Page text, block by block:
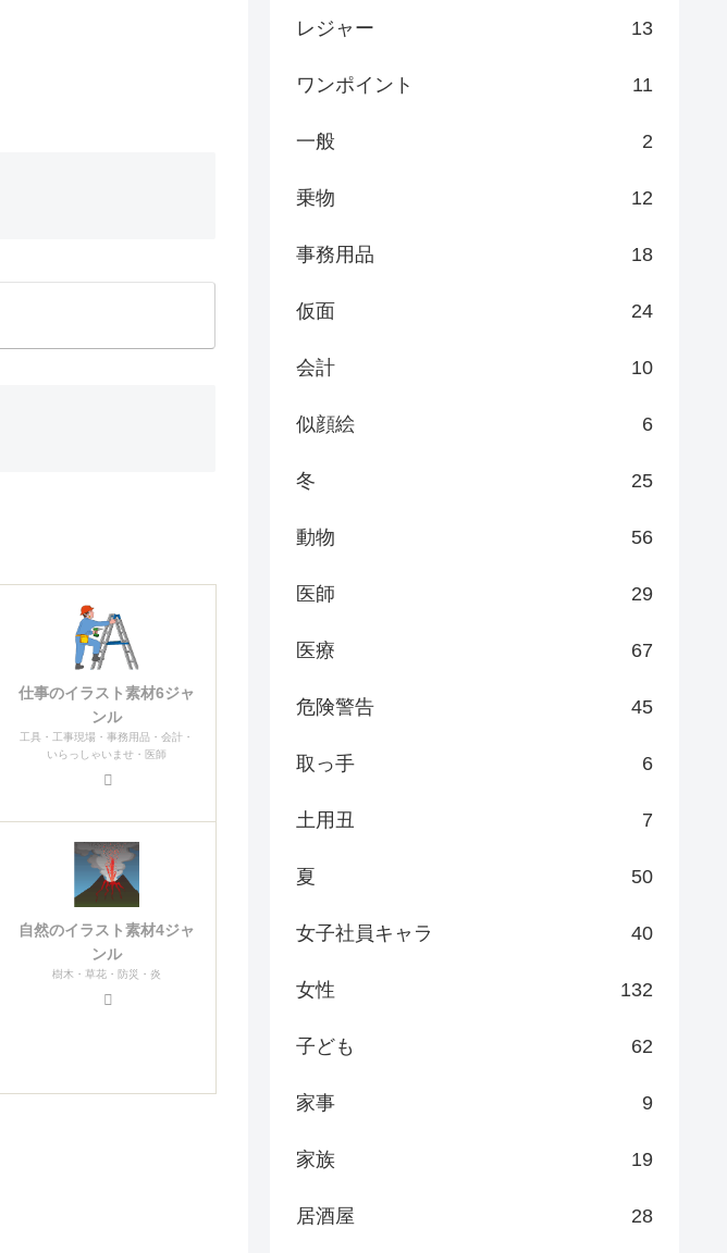
仕事のイラスト素材6ジャ
ンル
工具・工事現場・事務用品・会計・
いらっしゃいませ・医師
自然のイラスト素材4ジャ
ンル
樹木・草花・防災・炎
レジャー 13
ワンポイント 11
一般 2
乗物 12
事務用品 18
仮面 24
会計 10
似顔絵 6
冬 25
動物 56
医師 29
医療 67
危険警告 45
取っ手 6
土用丑 7
夏 50
女子社員キャラ 40
女性 132
子ども 62
家事 9
家族 19
居酒屋 28